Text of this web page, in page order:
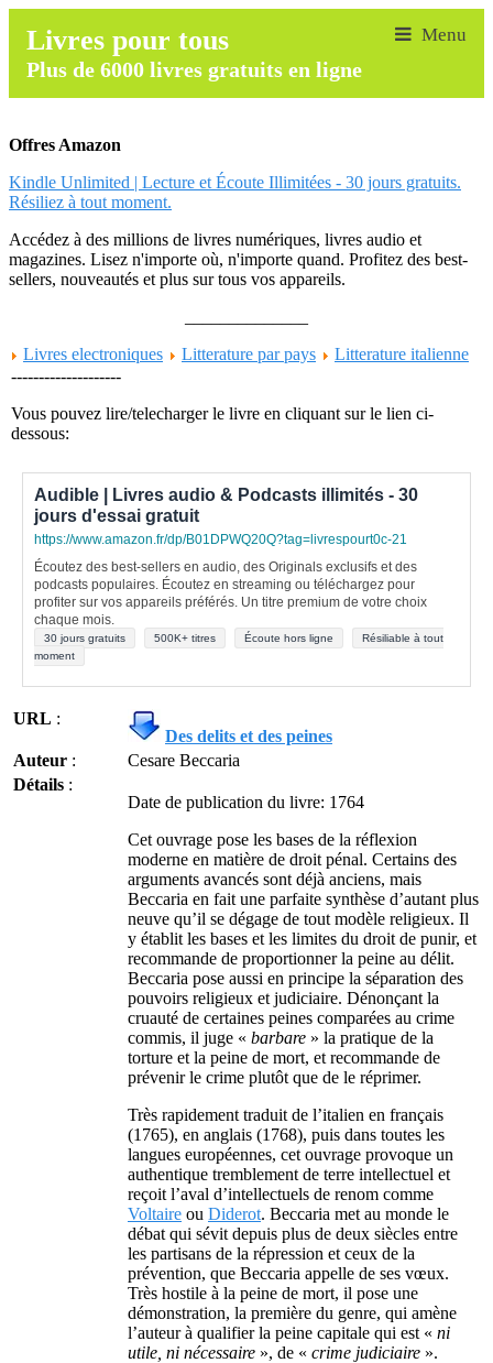
Livres pour tous
Plus de 6000 livres gratuits en ligne
Offres Amazon
Kindle Unlimited | Lecture et Écoute Illimitées - 30 jours gratuits.
Résiliez à tout moment.
Accédez à des millions de livres numériques, livres audio et
magazines. Lisez n'importe où, n'importe quand. Profitez des best-
sellers, nouveautés et plus sur tous vos appareils.
Livres electroniques
Litterature par pays
Litterature italienne
--------------------
Vous pouvez lire/telecharger le livre en cliquant sur le lien ci-
dessous:
Audible | Livres audio & Podcasts illimités - 30
jours d'essai gratuit
https://www.amazon.fr/dp/B01DPWQ20Q?tag=livrespourt0c-21
Écoutez des best-sellers en audio, des Originals exclusifs et des
podcasts populaires. Écoutez en streaming ou téléchargez pour
profiter sur vos appareils préférés. Un titre premium de votre choix
chaque mois.
30 jours gratuits 500K+ titres Écoute hors ligne
Résiliable à tout
moment
URL :
Des delits et des peines
Auteur :
Cesare Beccaria
Détails :
Date de publication du livre: 1764
Cet ouvrage pose les bases de la réflexion
moderne en matière de droit pénal. Certains des
arguments avancés sont déjà anciens, mais
Beccaria en fait une parfaite synthèse d’autant plus
neuve qu’il se dégage de tout modèle religieux. Il
y établit les bases et les limites du droit de punir, et
recommande de proportionner la peine au délit.
Beccaria pose aussi en principe la séparation des
pouvoirs religieux et judiciaire. Dénonçant la
cruauté de certaines peines comparées au crime
commis, il juge « barbare » la pratique de la
torture et la peine de mort, et recommande de
prévenir le crime plutôt que de le réprimer.
Très rapidement traduit de l’italien en français
(1765), en anglais (1768), puis dans toutes les
langues européennes, cet ouvrage provoque un
authentique tremblement de terre intellectuel et
reçoit l’aval d’intellectuels de renom comme
Voltaire ou Diderot. Beccaria met au monde le
débat qui sévit depuis plus de deux siècles entre
les partisans de la répression et ceux de la
prévention, que Beccaria appelle de ses vœux.
Très hostile à la peine de mort, il pose une
démonstration, la première du genre, qui amène
l’auteur à qualifier la peine capitale qui est « ni
utile, ni nécessaire », de « crime judiciaire ».